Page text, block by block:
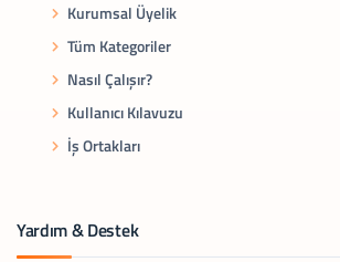
Kurumsal Üyelik
Tüm Kategoriler
Nasıl Çalışır?
Kullanıcı Kılavuzu
İş Ortakları
Yardım & Destek